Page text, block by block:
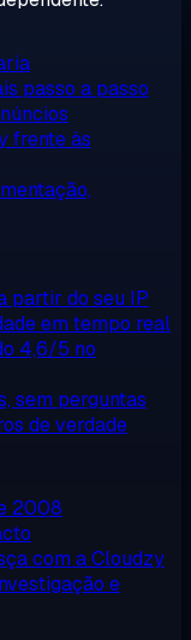
passo a passo
frente às
partir do seu IP
em tempo real
4,6/5 no
sem perguntas
de verdade
2008
com a Cloudzy
e